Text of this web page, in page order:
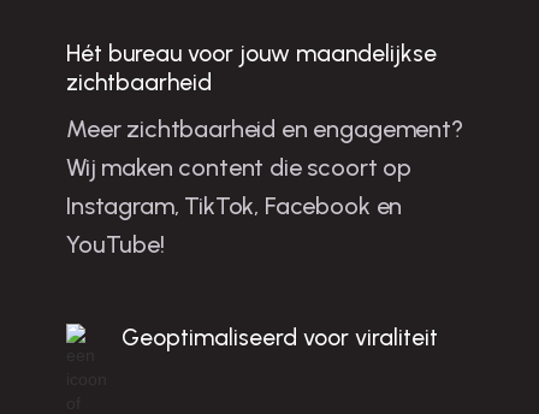
Jo
u
w
b
u
sin
e
ss
la
te
n
g
ro
e
ie
n
m
e
t sh
o
rt-fo
rm
o
n
te
n
t in
D
o
e
tin
c
h
e
m
!
Hét bureau voor jouw maandelijkse
zichtbaarheid
Meer zichtbaarheid en engagement?
Wij maken content die scoort op
Instagram, TikTok, Facebook en
YouTube!
Geoptimaliseerd voor viraliteit